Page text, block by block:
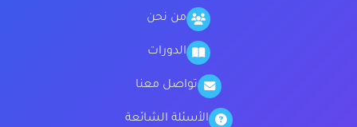
من نحن
الدورات
تواصل معنا
الأسئلة الشائعة